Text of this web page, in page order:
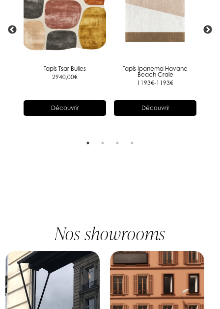
Tapis Tsar Bulles
2940,00€
Découvrir
Tapis Ipanema Havane
Beach Craie
1193€-1193€
Découvrir
Nos showrooms